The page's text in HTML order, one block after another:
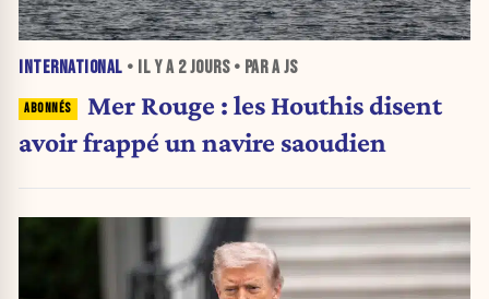
INTERNATIONAL • IL Y A 2 JOURS• PAR A JS
Mer Rouge : les Houthis disent
avoir frappé un navire saoudien